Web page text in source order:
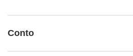
Conto